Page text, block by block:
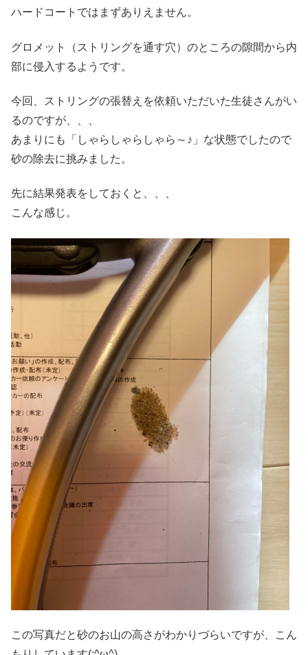
ハードコートではまずありえません。
グロメット（ストリングを通す穴）のところの隙間から内
部に侵入するようです。
今回、ストリングの張替えを依頼いただいた生徒さんがい
るのですが、、、
あまりにも「しゃらしゃらしゃら～♪」な状態でしたので
砂の除去に挑みました。
先に結果発表をしておくと、、、
こんな感じ。
この写真だと砂のお山の高さがわかりづらいですが、こん